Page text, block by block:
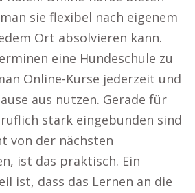
sie flexibel nach eigenem
Ort absolvieren kann.
eine Hundeschule zu
Online-Kurse jederzeit und
aus nutzen. Gerade für
stark eingebunden sind
von der nächsten
ist das praktisch. Ein
ist, dass das Lernen an die